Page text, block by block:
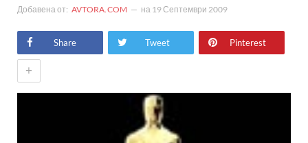
Добавена от: AVTORA.COM на 19 Септември 2009
Share Tweet Pinterest
+